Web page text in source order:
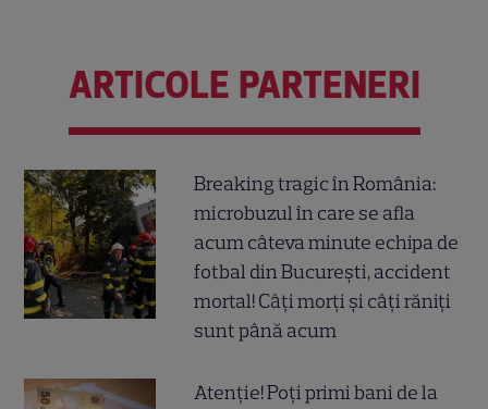
ARTICOLE PARTENERI
Breaking tragic în România:
microbuzul în care se afla
acum câteva minute echipa de
fotbal din București, accident
mortal! Câți morți și câți răniți
sunt până acum
Atenție! Poți primi bani de la